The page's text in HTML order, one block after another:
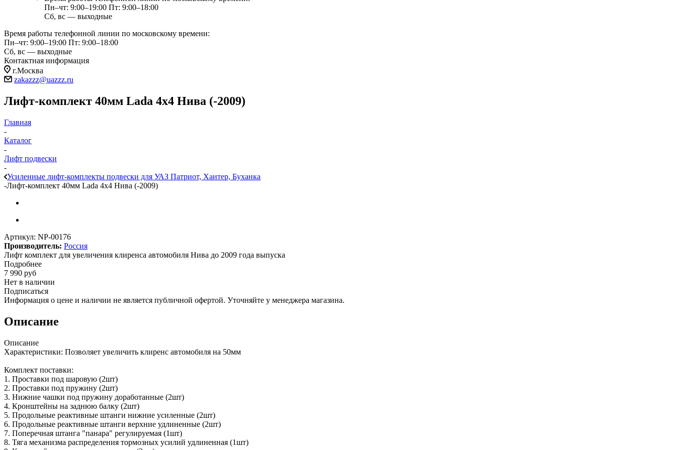
Пн–чт: 9:00–19:00 Пт: 9:00–18:00
Сб, вс — выходные
Время работы телефонной линии по московскому времени:
Пн–чт: 9:00–19:00 Пт: 9:00–18:00
Сб, вс — выходные
Контактная информация
г.Москва
zakazzz@uazzz.ru
Лифт-комплект 40мм Lada 4x4 Нива (-2009)
Главная
-
Каталог
-
Лифт подвески
-
Усиленные лифт-комплекты подвески для УАЗ Патриот, Хантер, Буханка
-Лифт-комплект 40мм Lada 4x4 Нива (-2009)
Артикул: NP-00176
Производитель: Россия
Лифт комплект для увеличения клиренса автомобиля Нива до 2009 года выпуска
Подробнее
7 990 руб
Нет в наличии
Подписаться
Информация о цене и наличии не является публичной офертой. Уточняйте у менеджера магазина.
Описание
Описание
Характеристики: Позволяет увеличить клиренс автомобиля на 50мм
Комплект поставки:
1. Проставки под шаровую (2шт)
2. Проставки под пружину (2шт)
3. Нижние чашки под пружину доработанные (2шт)
4. Кронштейны на заднюю балку (2шт)
5. Продольные реактивные штанги нижние усиленные (2шт)
6. Продольные реактивные штанги верхние удлиненные (2шт)
7. Поперечная штанга "панара" регулируемая (1шт)
8. Тяга механизма распределения тормозных усилий удлиненная (1шт)